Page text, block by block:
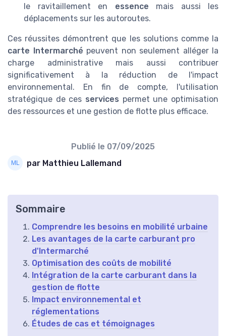
le ravitaillement en essence mais aussi les
déplacements sur les autoroutes.
Ces réussites démontrent que les solutions comme la
carte Intermarché peuvent non seulement alléger la
charge administrative mais aussi contribuer
significativement à la réduction de l'impact
environnemental. En fin de compte, l'utilisation
stratégique de ces services permet une optimisation
des ressources et une gestion de flotte plus efficace.
Publié le 07/09/2025
par Matthieu Lallemand
Sommaire
Comprendre les besoins en mobilité urbaine
Les avantages de la carte carburant pro
d'Intermarché
Optimisation des coûts de mobilité
Intégration de la carte carburant dans la
gestion de flotte
Impact environnemental et
réglementations
Études de cas et témoignages